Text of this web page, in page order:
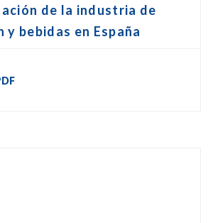
de la industria de
y bebidas en España